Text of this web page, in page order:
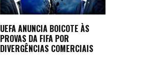
UEFA ANUNCIA BOICOTE ÀS
PROVAS DA FIFA POR
DIVERGÊNCIAS COMERCIAIS